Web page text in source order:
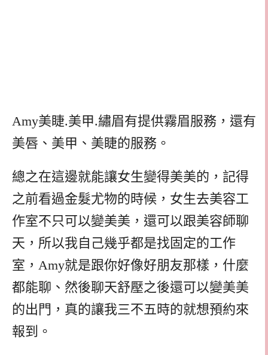
Amy美睫.美甲.繡眉有提供霧眉服務，還有
美唇、美甲、美睫的服務。
總之在這邊就能讓女生變得美美的，記得
之前看過金髮尤物的時候，女生去美容工
作室不只可以變美美，還可以跟美容師聊
天，所以我自己幾乎都是找固定的工作
室，Amy就是跟你好像好朋友那樣，什麼
都能聊、然後聊天舒壓之後還可以變美美
的出門，真的讓我三不五時的就想預約來
報到。